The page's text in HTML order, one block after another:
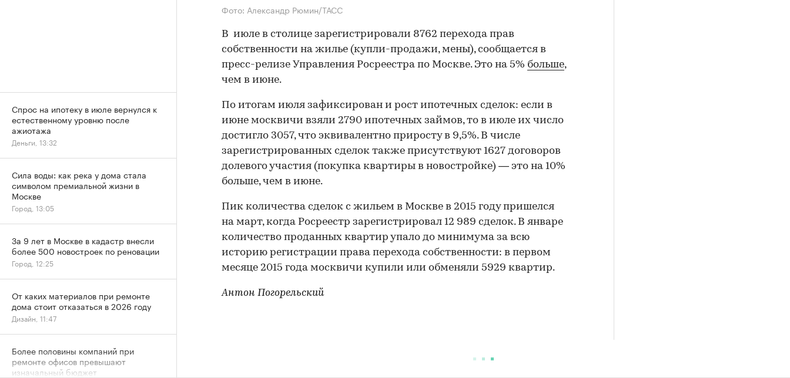
Фото: Александр Рюмин/ТАСС
В июле в столице зарегистрировали 8762 перехода прав
собственности на жилье (купли-продажи, мены), сообщается в
пресс-релизе Управления Росреестра по Москве. Это на 5% больше,
чем в июне.
По итогам июля зафиксирован и рост ипотечных сделок: если в
июне москвичи взяли 2790 ипотечных займов, то в июле их число
достигло 3057, что эквивалентно приросту в 9,5%. В числе
зарегистрированных сделок также присутствуют 1627 договоров
долевого участия (покупка квартиры в новостройке) — это на 10%
больше, чем в июне.
Пик количества сделок с жильем в Москве в 2015 году пришелся
на март, когда Росреестр зарегистрировал 12 989 сделок. В январе
количество проданных квартир упало до минимума за всю
историю регистрации права перехода собственности: в первом
месяце 2015 года москвичи купили или обменяли 5929 квартир.
Антон Погорельский
Спрос на ипотеку в июле вернулся к
естественному уровню после
ажиотажа
Деньги, 13:32
Сила воды: как река у дома стала
символом премиальной жизни в
Москве
Город, 13:05
За 9 лет в Москве в кадастр внесли
более 500 новостроек по реновации
Город, 12:25
От каких материалов при ремонте
дома стоит отказаться в 2026 году
Дизайн, 11:47
Более половины компаний при
ремонте офисов превышают
изначальный бюджет